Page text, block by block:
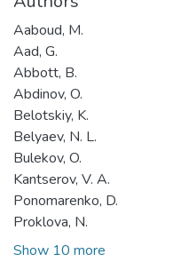
Aaboud, M.
Aad, G.
Abbott, B.
Abdinov, O.
Belotskiy, K.
Belyaev, N. L.
Bulekov, O.
Kantserov, V. A.
Ponomarenko, D.
Proklova, N.
Show 10 more